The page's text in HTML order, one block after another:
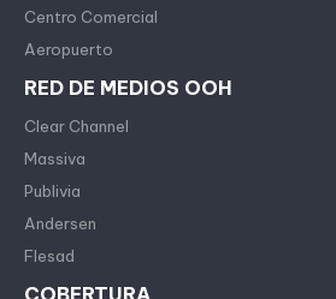
Centro Comercial
Aeropuerto
RED DE MEDIOS OOH
Clear Channel
Massiva
Publivia
Andersen
Flesad
COBERTURA